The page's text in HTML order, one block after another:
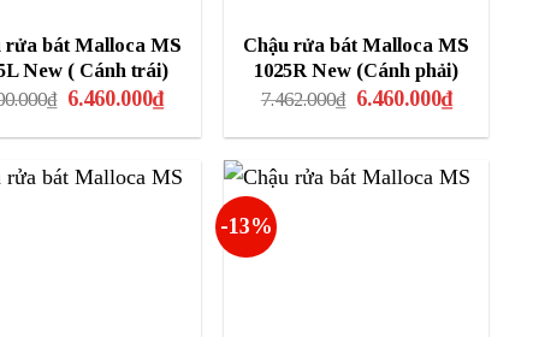
rửa bát Malloca MS
New ( Cánh trái)
₫ Giá
là:
6.460.000₫Giá
hiện
tại
6.460.000₫.
Chậu rửa bát Malloca MS
1025R New (Cánh phải)
7.462.000₫ Giá
là:
6.460.000₫Giá
hiện
tại
6.460.000₫.
-13%